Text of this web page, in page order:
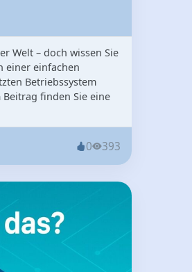
Welt – doch wissen Sie
einer einfachen
Betriebssystem
finden Sie eine
0 393